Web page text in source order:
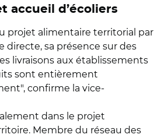
accueil d’écoliers
projet alimentaire territorial par
directe, sa présence sur des
livraisons aux établissements
sont entièrement
confirme la vice-
dans le projet
Membre du réseau des